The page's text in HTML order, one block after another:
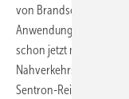
von
Anwendungsbereichen
schon jetzt maximale
Nahverkehrsnetz der
Sentron-Reihe von